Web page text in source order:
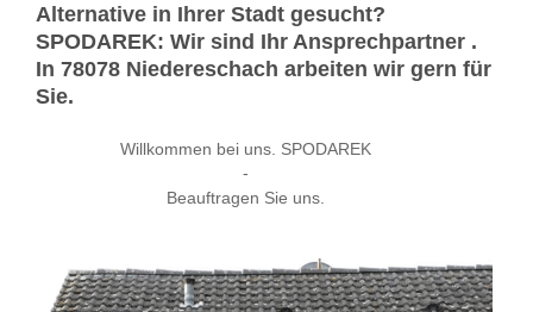
Alternative in Ihrer Stadt gesucht?
SPODAREK: Wir sind Ihr Ansprechpartner .
In 78078 Niedereschach arbeiten wir gern für
Sie.
Willkommen bei uns. SPODAREK
-
Beauftragen Sie uns.